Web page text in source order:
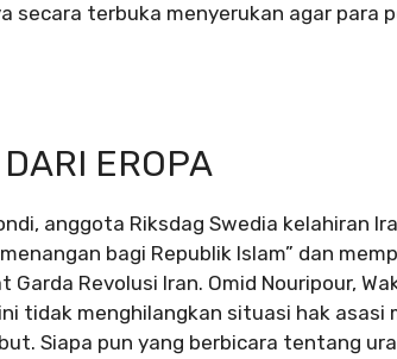
secara terbuka menyerukan agar para
EROPA
anggota Riksdag Swedia kelahiran
bagi Republik Islam” dan
Garda Revolusi Iran. Omid Nouripour,
tidak menghilangkan situasi hak asasi
Siapa pun yang berbicara tentang